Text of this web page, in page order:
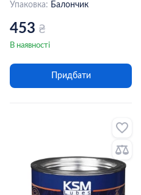
Упаковка: Балончик
453 ₴
В наявності
Придбати